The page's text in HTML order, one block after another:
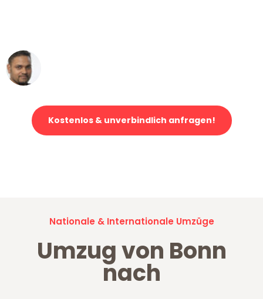
Kostenlos & unverbindlich anfragen!
Nationale & Internationale Umzüge
Umzug von Bonn
nach